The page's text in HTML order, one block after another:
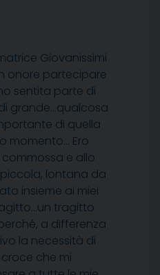
Giovanissimi
onore partecipare
sentita parte di
grande…qualcosa
di quella
momento… Ero
e allo
lontana da
insieme ai miei
tragitto
a differenza
la necessità di
che mi